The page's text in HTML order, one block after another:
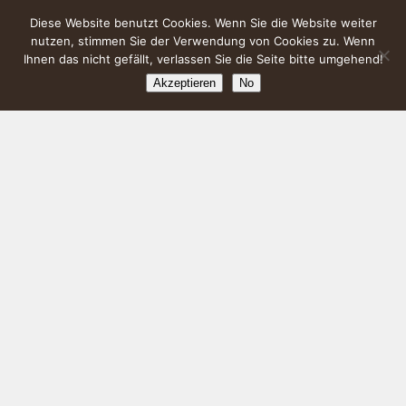
Diese Website benutzt Cookies. Wenn Sie die Website weiter
nutzen, stimmen Sie der Verwendung von Cookies zu. Wenn
Ihnen das nicht gefällt, verlassen Sie die Seite bitte umgehend!
Akzeptieren No